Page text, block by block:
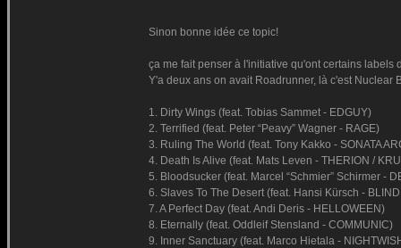
Sinon bonne idée ce topic!
ça me fait penser à l'initiative qu'ont certains
Y'a deux ans on avait Roadrunner, là c'est Nuclear
1. Dirty Wings (feat. Tobias Sammet - EDGUY)
2. Terrified (feat. Peter “Peavy” Wagner - RAGE)
3. Ruling The World (feat. Tony Kakko - SONATA
4. Death Is Alive (feat. Mats Leven - THERION /
5. Bloodsucker (feat. Marcel “Schmier” Schirmer -
6. Slaves To The Desert (feat. Hansi Kürsch -
7. A Perfect Day (feat. Andi Deris - HELLOWEEN)
8. Eternally (feat. Oddleif Stensland - COMMUNIC)
9. Inner Sanctuary (feat. Marco Hietala -